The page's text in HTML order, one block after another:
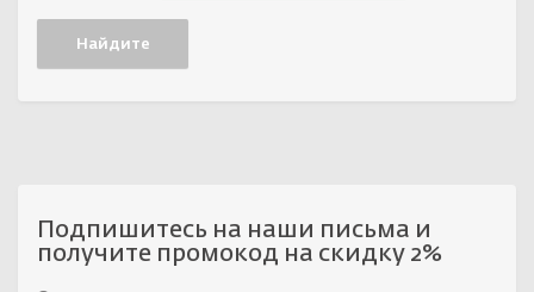
Подпишитесь на наши письма и
получите промокод на скидку 2%